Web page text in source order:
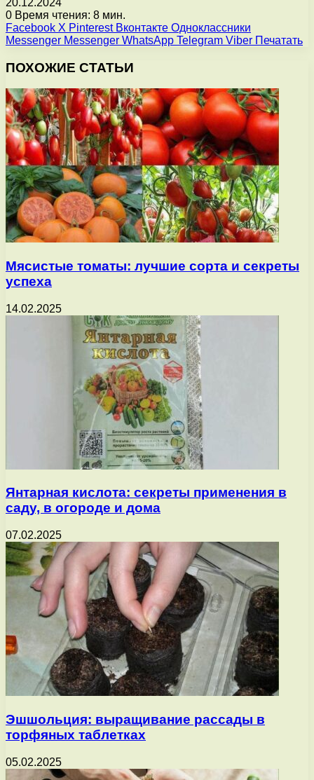
0 Время чтения: 8 мин.
Facebook X Pinterest Вконтакте Одноклассники
Messenger Messenger WhatsApp Telegram Viber Печатать
ПОХОЖИЕ СТАТЬИ
Мясистые томаты: лучшие сорта и секреты
успеха
14.02.2025
Янтарная кислота: секреты применения в
саду, в огороде и дома
07.02.2025
Эшшольция: выращивание рассады в
торфяных таблетках
05.02.2025